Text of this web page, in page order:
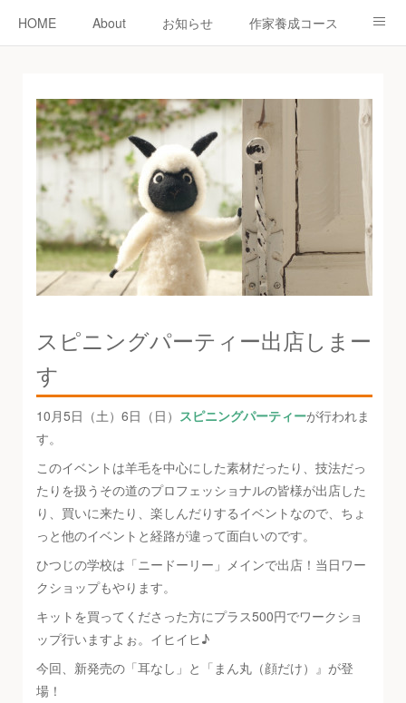
HOME About お知らせ 作家養成コース
認定作家紹介 コラム お問い合わせ
スピニングパーティー出店しまー
す
10月5日（土）6日（日） スピニングパーティーが行われま
す。
このイベントは羊毛を中心にした素材だったり、技法だっ
たりを扱うその道のプロフェッショナルの皆様が出店した
り、買いに来たり、楽しんだりするイベントなので、ちょ
っと他のイベントと経路が違って面白いのです。
ひつじの学校は「ニードーリー」メインで出店！当日ワー
クショップもやります。
キットを買ってくださった方にプラス500円でワークショ
ップ行いますよぉ。イヒイヒ♪
今回、新発売の「耳なし」と「まん丸（顔だけ）』が登
場！